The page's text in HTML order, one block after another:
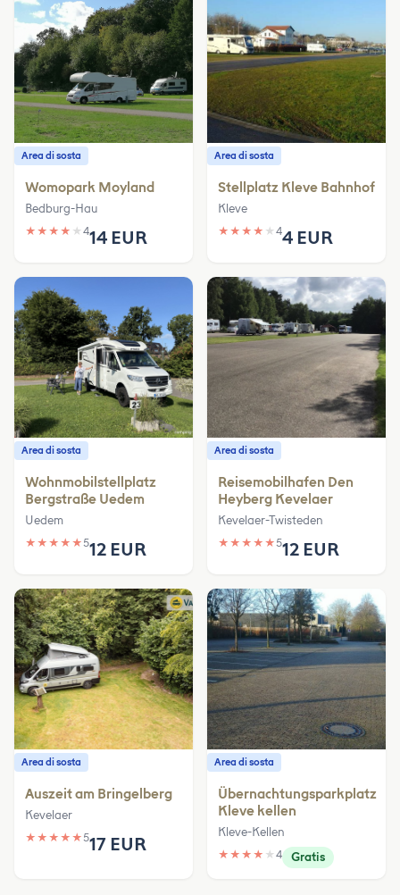
Area di sosta
Womopark Moyland
Bedburg-Hau
★ ★ ★ ★ ★ 414 EUR
Area di sosta
Stellplatz Kleve Bahnhof
Kleve
★ ★ ★ ★ ★ 44 EUR
Area di sosta
Wohnmobilstellplatz
Bergstraße Uedem
Uedem
★ ★ ★ ★ ★512 EUR
Area di sosta
Reisemobilhafen Den
Heyberg Kevelaer
Kevelaer-Twisteden
★ ★ ★ ★ ★512 EUR
Area di sosta
Auszeit am Bringelberg
Kevelaer
★ ★ ★ ★ ★517 EUR
Area di sosta
Übernachtungsparkplatz
Kleve kellen
Kleve-Kellen
★ ★ ★ ★ ★ 4 Gratis